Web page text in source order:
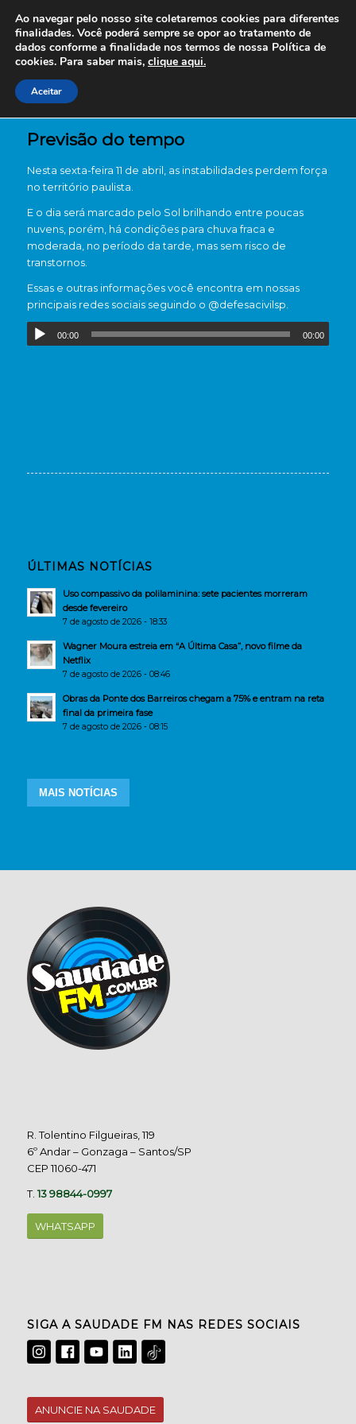
Previsão do tempo
Nesta sexta-feira 11 de abril, as instabilidades perdem força
no território paulista.
E o dia será marcado pelo Sol brilhando entre poucas
nuvens, porém, há condições para chuva fraca e
moderada, no período da tarde, mas sem risco de
transtornos.
Essas e outras informações você encontra em nossas
principais redes sociais seguindo o @defesacivilsp.
00:00 00:00
ÚLTIMAS NOTÍCIAS
Uso compassivo da polilaminina: sete pacientes morreram
desde fevereiro
7 de agosto de 2026 - 18:33
Wagner Moura estreia em “A Última Casa”, novo filme da
Netflix
7 de agosto de 2026 - 08:46
Obras da Ponte dos Barreiros chegam a 75% e entram na reta
final da primeira fase
7 de agosto de 2026 - 08:15
MAIS NOTÍCIAS
R. Tolentino Filgueiras, 119
6º Andar – Gonzaga – Santos/SP
CEP 11060-471
T.13 98844-0997
WHATSAPP
SIGA A SAUDADE FM NAS REDES SOCIAIS
ANUNCIE NA SAUDADE
Ao navegar pelo nosso site coletaremos cookies para diferentes
finalidades. Você poderá sempre se opor ao tratamento de
dados conforme a finalidade nos termos de nossa Política de
cookies. Para saber mais, clique aqui.
Aceitar